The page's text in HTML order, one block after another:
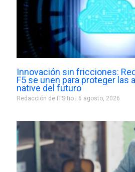
Innovación sin fricciones:
F5 se unen para proteger las
native del futuro
Redacción de ITSitio 6 agosto, 2026